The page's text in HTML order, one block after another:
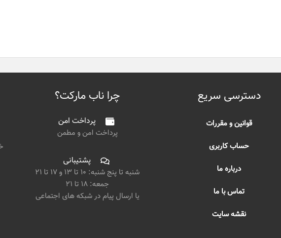
دسترسی سریع
قوانین و مقررات
حساب کاربری
درباره ما
تماس با ما
نقشه سایت
چرا ناب مارکت؟
پرداخت امن
پرداخت امن و مطمن
پشتیبانی
شنبه تا پنج شنبه: ۱۰ تا ۱۳ و ۱۷ تا ۲۱
جمعه: ۱۸ تا ۲۱
یا ارسال پیام در شبکه های اجتماعی